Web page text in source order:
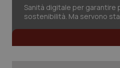
Sanità digitale per garantire
sostenibilità. Ma servono